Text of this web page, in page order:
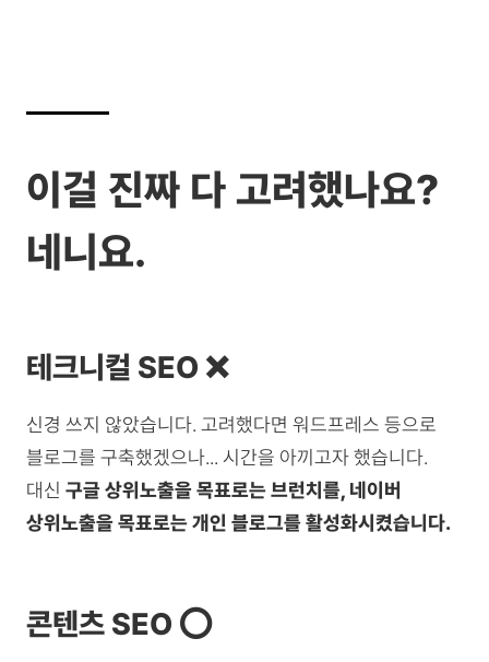
이걸 진짜 다 고려했나요?
네니요.
테크니컬 SEO ❌
신경 쓰지 않았습니다. 고려했다면 워드프레스 등으로
블로그를 구축했겠으나... 시간을 아끼고자 했습니다.
대신 구글 상위노출을 목표로는 브런치를, 네이버
상위노출을 목표로는 개인 블로그를 활성화시켰습니다.
콘텐츠 SEO ⭕